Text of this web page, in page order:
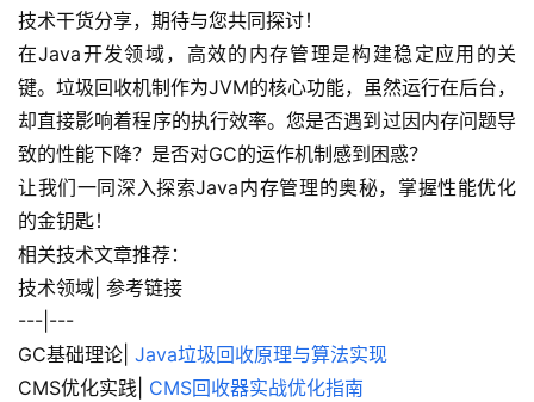
技术干货分享，期待与您共同探讨！
在Java开发领域，高效的内存管理是构建稳定应用的关
键。垃圾回收机制作为JVM的核心功能，虽然运行在后台，
却直接影响着程序的执行效率。您是否遇到过因内存问题导
致的性能下降？是否对GC的运作机制感到困惑？
让我们一同深入探索Java内存管理的奥秘，掌握性能优化
的金钥匙！
相关技术文章推荐：
技术领域| 参考链接
---|---
GC基础理论| Java垃圾回收原理与算法实现
CMS优化实践| CMS回收器实战优化指南